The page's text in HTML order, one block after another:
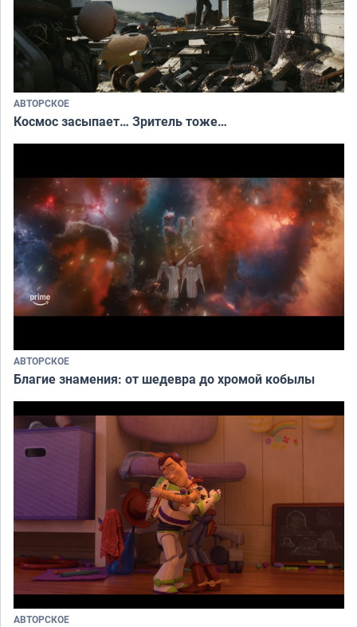
АВТОРСКОЕ
Космос засыпает… Зритель тоже…
АВТОРСКОЕ
Благие знамения: от шедевра до хромой кобылы
АВТОРСКОЕ